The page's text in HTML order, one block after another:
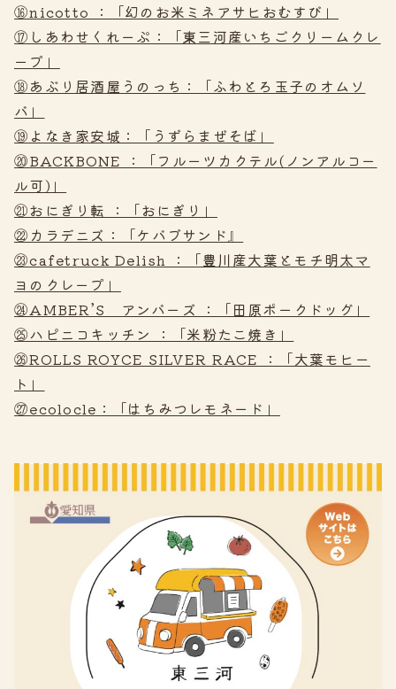
⑯nicotto ：「幻のお米ミネアサヒおむすび」
⑰しあわせくれーぷ：「東三河産いちごクリームクレ
ープ」
⑱あぶり居酒屋うのっち：「ふわとろ玉子のオムソ
バ」
⑲よなき家安城：「うずらまぜそば」
⑳BACKBONE ：「フルーツカクテル(ノンアルコー
ル可)」
㉑おにぎり転 ：「おにぎり」
㉒カラデニズ：「ケバブサンド』
㉓cafetruck Delish ：「豊川産大葉とモチ明太マ
ヨのクレープ」
㉔AMBER’S アンバーズ ：「田原ポークドッグ」
㉕ハピニコキッチン ：「米粉たこ焼き」
㉖ROLLS ROYCE SILVER RACE ：「大葉モヒー
ト」
㉗ecolocle：「はちみつレモネード」